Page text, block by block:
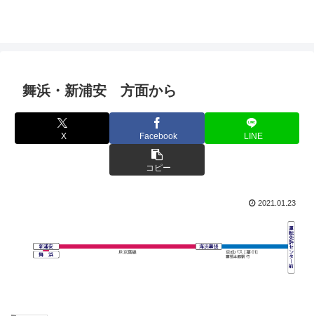
舞浜・新浦安 方面から
X Facebook LINE
コピー
2021.01.23